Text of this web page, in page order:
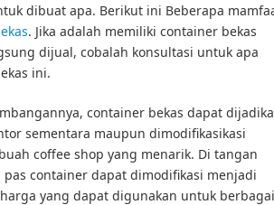
dibuat apa. Berikut ini Beberapa
. Jika adalah memiliki container bekas
dijual, cobalah konsultasi untuk apa
ini.
container bekas dapat
sementara maupun dimodifikasikasi
coffee shop yang menarik. Di tangan
pas container dapat dimodifikasi menjadi
yang dapat digunakan untuk berbagai